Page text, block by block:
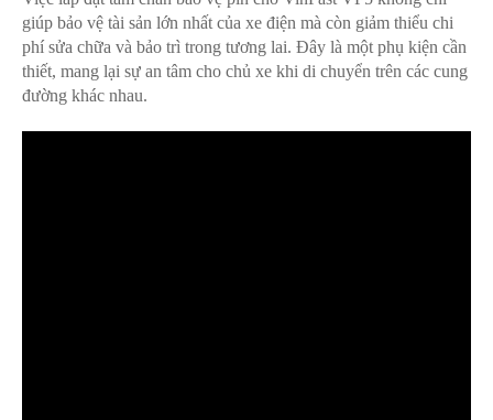
giúp bảo vệ tài sản lớn nhất của xe điện mà còn giảm thiểu chi
phí sửa chữa và bảo trì trong tương lai. Đây là một phụ kiện cần
thiết, mang lại sự an tâm cho chủ xe khi di chuyển trên các cung
đường khác nhau.​